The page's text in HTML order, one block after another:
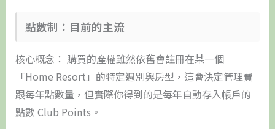
​點數制：目前的主流
核心概念： 購買的產權雖然依舊會註冊在某一個
「Home Resort」的特定週別與房型，這會決定管理費
跟每年點數量，但實際你得到的是每年自動存入帳戶的
點數 Club Points。